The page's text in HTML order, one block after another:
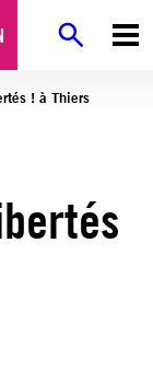
! à Thiers